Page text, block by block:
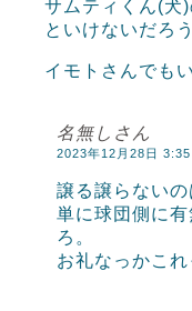
サムティくん(犬
といけないだろ
イモトさんでも
名無しさん
2023年12月28日 3:35
譲る譲らないの
単に球団側に
ろ。
お礼なっかこれ